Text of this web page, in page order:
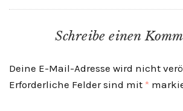
Schreibe einen
Deine E-Mail-Adresse wird nicht
Erforderliche Felder sind mit *